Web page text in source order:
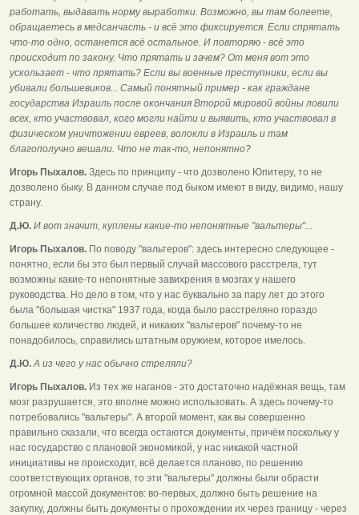
работать, выдавать норму выработки. Возможно, вы там болеете,
обращаетесь в медсанчасть - и всё это фиксируется. Если спрятать
что-то одно, останется всё остальное. И повторяю - всё это
происходит по закону. Что прятать и зачем? От меня вот это
ускользает - что прятать? Если вы военные преступники, если вы
убивали большевиков... Самый понятный пример - как граждане
государства Израиль после окончания Второй мировой войны ловили
всех, кто участвовал, кого могли найти и выявить, кто участвовал в
физическом уничтожении евреев, волокли в Израиль и там
благополучно вешали. Что не так-то, непонятно?
Игорь Пыхалов. Здесь по принципу - что дозволено Юпитеру, то не
дозволено быку. В данном случае под быком имеют в виду, видимо, нашу
страну.
Д.Ю. И вот значит, куплены какие-то непонятные "вальтеры"...
Игорь Пыхалов. По поводу "вальтеров": здесь интересно следующее -
понятно, если бы это был первый случай массового расстрела, тут
возможны какие-то непонятные завихрения в мозгах у нашего
руководства. Но дело в том, что у нас буквально за пару лет до этого
была "большая чистка" 1937 года, когда было расстреляно гораздо
большее количество людей, и никаких "вальтеров" почему-то не
понадобилось, справились штатным оружием, которое имелось.
Д.Ю.А из чего у нас обычно стреляли?
Игорь Пыхалов. Из тех же наганов - это достаточно надёжная вещь, там
мозг разрушается, это вполне можно использовать. А здесь почему-то
потребовались "вальтеры". А второй момент, как вы совершенно
правильно сказали, что всегда остаются документы, причём поскольку у
нас государство с плановой экономикой, у нас никакой частной
инициативы не происходит, всё делается планово, по решению
соответствующих органов, то эти "вальтеры" должны были обрасти
огромной массой документов: во-первых, должно быть решение на
закупку, должны быть документы о прохождении их через границу - через